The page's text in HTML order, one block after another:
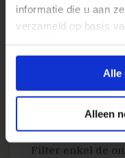
informatie die u aan
verzameld op basis
gebruiken.
Alle
Alleen
zoekkinderboek
Ga in Google
´Traffic Sources´.
Filter enkel de